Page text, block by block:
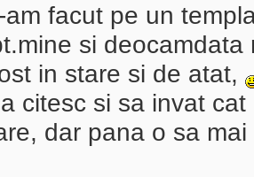
am facut pe un
si deocamdata
in stare si de atat,
citesc si sa invat
dar pana o sa